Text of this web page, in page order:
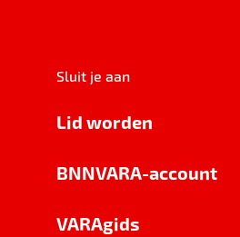
Sluit je aan
Lid worden
BNNVARA-account
VARAgids